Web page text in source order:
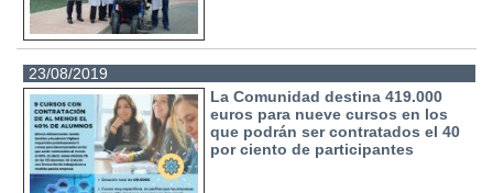
23/08/2019
La Comunidad destina 419.000
euros para nueve cursos en los
que podrán ser contratados el 40
por ciento de participantes